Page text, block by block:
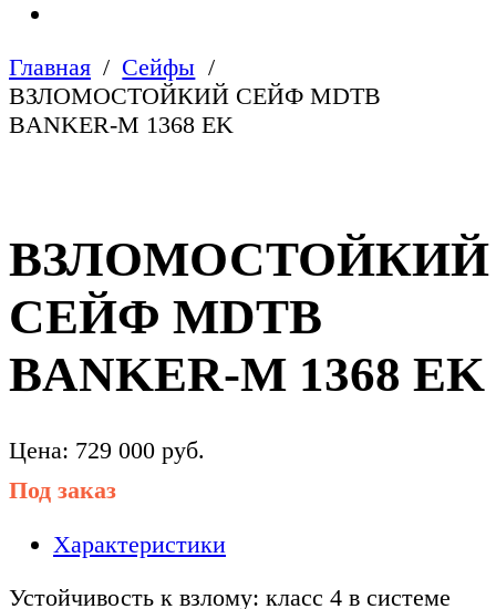
Главная
Сейфы
ВЗЛОМОСТОЙКИЙ СЕЙФ MDTB
BANKER-M 1368 EK
ВЗЛОМОСТОЙКИЙ
СЕЙФ MDTB
BANKER-M 1368 EK
Цена: 729 000 руб.
Под заказ
Характеристики
Устойчивость к взлому: класс 4 в системе